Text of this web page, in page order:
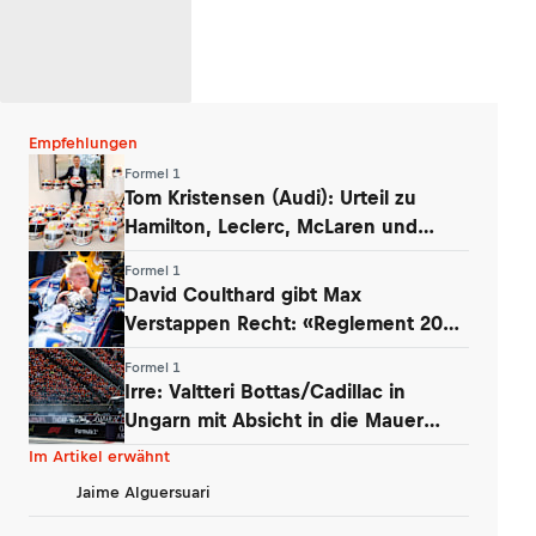
Empfehlungen
Formel 1
Tom Kristensen (Audi): Urteil zu
Hamilton, Leclerc, McLaren und
Formel 1
David Coulthard gibt Max
Verstappen Recht: «Reglement 2026
Formel 1
Irre: Valtteri Bottas/Cadillac in
Ungarn mit Absicht in die Mauer
gefahren
Im Artikel erwähnt
Jaime Alguersuari